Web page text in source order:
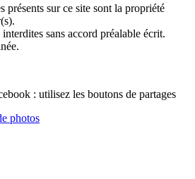
présents sur ce site sont la propriété
sans accord préalable écrit.
: utilisez les boutons de partages
photos